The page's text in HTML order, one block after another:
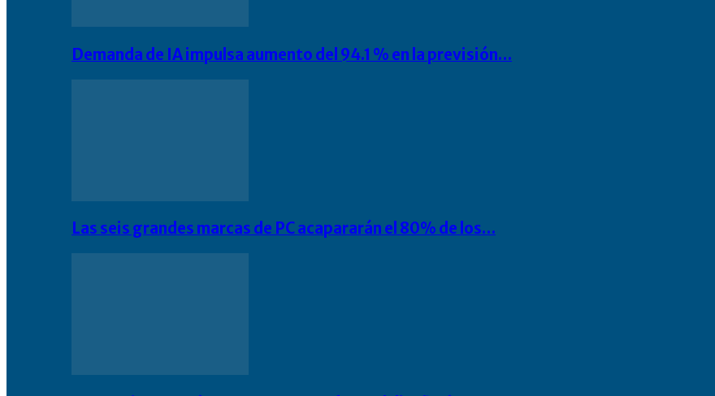
Demanda de IA impulsa aumento del 94.1 % en la previsión…
Las seis grandes marcas de PC acapararán el 80% de los…